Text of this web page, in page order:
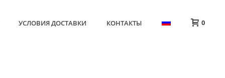
УСЛОВИЯ ДОСТАВКИ КОНТАКТЫ 0